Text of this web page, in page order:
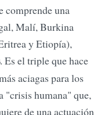
comprende una
Malí, Burkina
y Etiopía),
. Es el triple que hace
aciagas para los
"crisis humana" que,
de una actuación